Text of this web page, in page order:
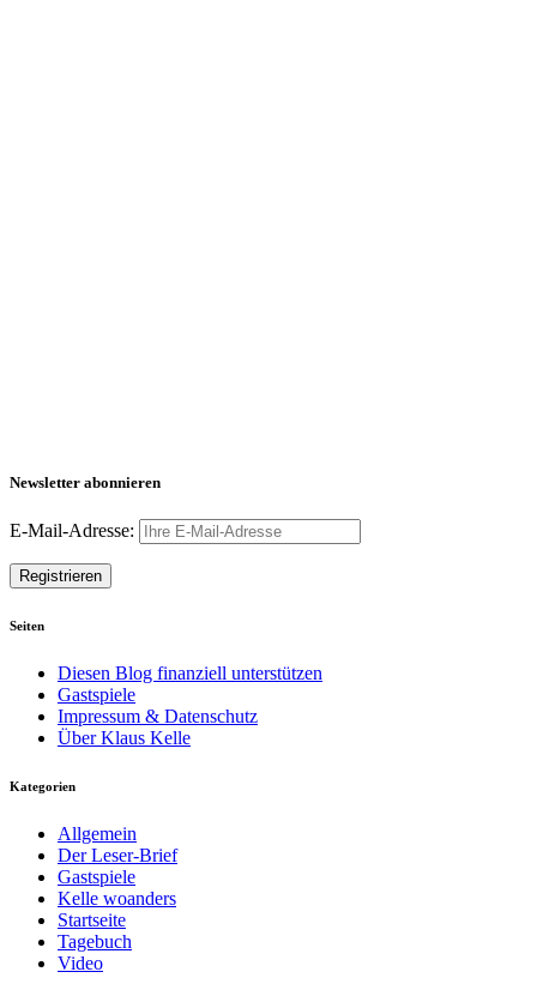
Newsletter abonnieren
E-Mail-Adresse:
Seiten
Diesen Blog finanziell unterstützen
Gastspiele
Impressum & Datenschutz
Über Klaus Kelle
Kategorien
Allgemein
Der Leser-Brief
Gastspiele
Kelle woanders
Startseite
Tagebuch
Video